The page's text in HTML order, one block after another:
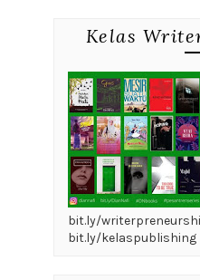
Kelas
bit.ly/
bit.ly/kelaspublishing